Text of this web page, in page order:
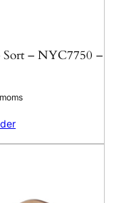
Sort – NYC7750 –